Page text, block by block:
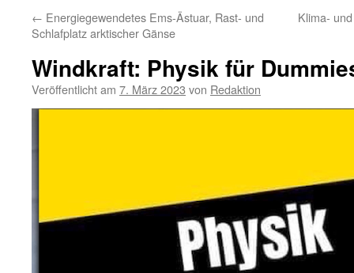
← Energiegewendetes Ems-Ästuar, Rast- und
Schlafplatz arktischer Gänse
Klima-
Windkraft: Physik für
Veröffentlicht am 7. März 2023 von Redaktion